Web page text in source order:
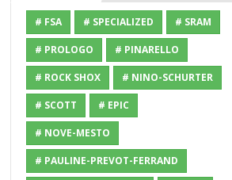
# FSA # SPECIALIZED # SRAM
# PROLOGO # PINARELLO
# ROCK SHOX # NINO-SCHURTER
# SCOTT # EPIC
# NOVE-MESTO
# PAULINE-PREVOT-FERRAND